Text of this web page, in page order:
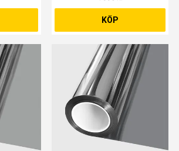
2 ST 1183 X 1093MM
KÖP